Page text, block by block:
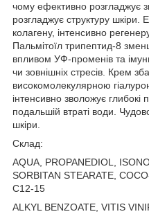
чому ефективно розгладжує
розгладжує структуру
колагену, інтенсивно
Пальмітоїл трипептид-8
впливом УФ-променів та
чи зовнішніх стресів. Крем
високомолекулярною
інтенсивно зволожує глибокі
подальшій втраті води.
шкіри.
Склад:
AQUA, PROPANEDIOL,
SORBITAN STEARATE,
C12-15
ALKYL BENZOATE, VITIS